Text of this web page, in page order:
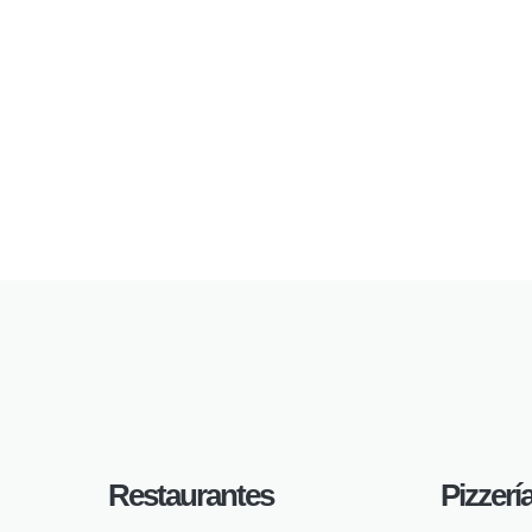
Restaurantes